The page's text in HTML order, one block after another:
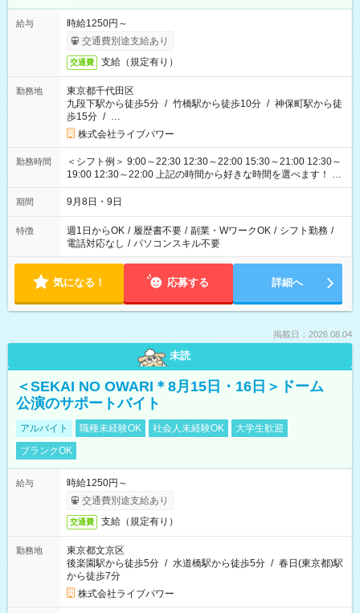
給与
時給1250円～
交通費別途支給あり
交通費 支給（規定有り）
勤務地
東京都千代田区
九段下駅から徒歩5分 / 竹橋駅から徒歩10分 / 神保町駅から徒
歩15分 / …
株式会社ライブパワー
勤務時間
＜シフト例＞ 9:00～22:30 12:30～22:00 15:30～21:00 12:30～
19:00 12:30～22:00 上記の時間から好きな時間を選べます！ ※
時間は変更となる可能性があります
期間 9月8日・9日
特徴 週1日からOK / 履歴書不要 / 副業・WワークOK / シフト勤務 /
電話対応なし / パソコンスキル不要
気になる！ 応募する 詳細へ
掲載日：2026.08.04
未読
＜SEKAI NO OWARI＊8月15日・16日＞ドーム
公演のサポートバイト
アルバイト 職種未経験OK 社会人未経験OK
大学生歓迎
ブランクOK
給与
時給1250円～
交通費別途支給あり
交通費 支給（規定有り）
勤務地
東京都文京区
後楽園駅から徒歩5分 / 水道橋駅から徒歩5分 / 春日(東京都)駅
から徒歩7分
株式会社ライブパワー